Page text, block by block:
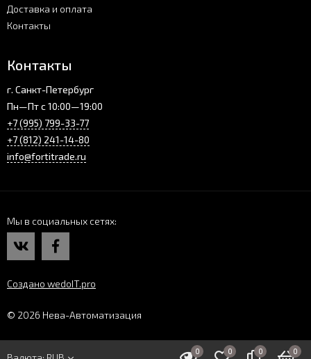
Доставка и оплата
Контакты
Контакты
г. Санкт-Петербург
Пн—Пт с 10:00—19:00
+7 (995) 799-33-77
+7 (812) 241-14-80
info@fortitrade.ru
Мы в социальных сетях
Создано wedoIT.pro
© 2026 Нева-Автоматизация
0 0 0 0